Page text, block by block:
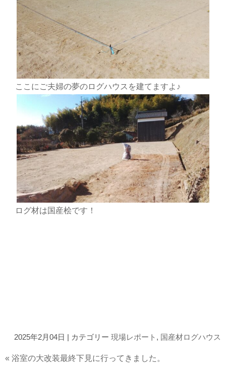
ここにご夫婦の夢のログハウスを建てますよ♪
ログ材は国産桧です！
2025年2月04日 | カテゴリー 現場レポート , 国産材ログハウス
« 浴室の大改装最終下見に行ってきました。